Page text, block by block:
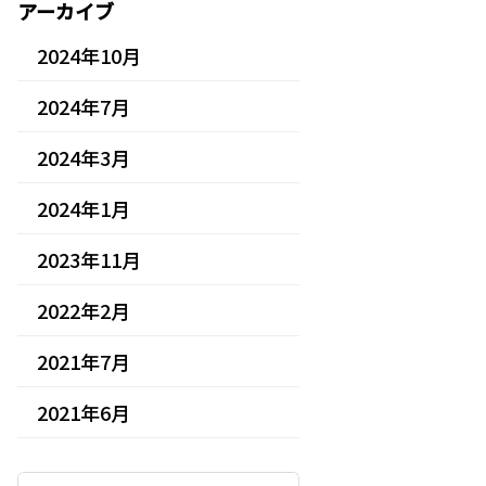
アーカイブ
2024年10月
2024年7月
2024年3月
2024年1月
2023年11月
2022年2月
2021年7月
2021年6月